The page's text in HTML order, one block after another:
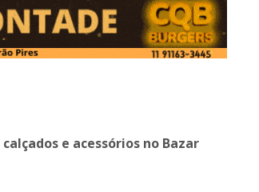
e acessórios no Bazar